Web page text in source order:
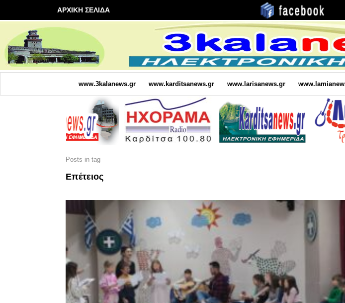
ΑΡΧΙΚΗ ΣΕΛΙΔΑ
www.3kalanews.gr www.karditsanews.gr www.larisanews.gr
Posts in tag
Επέτειος